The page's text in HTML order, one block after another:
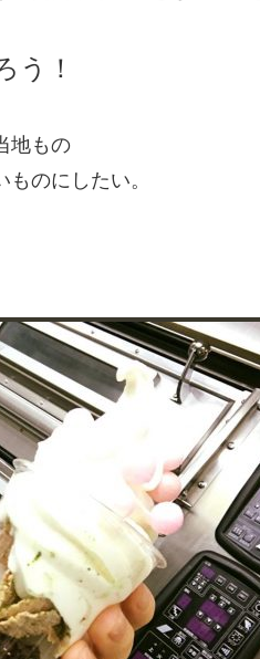
う！
地もの
のにしたい。